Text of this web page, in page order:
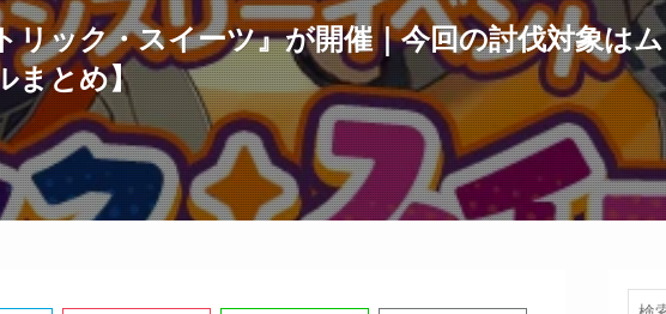
リック・スイーツ』が開催｜今回の討伐対象は
まとめ】